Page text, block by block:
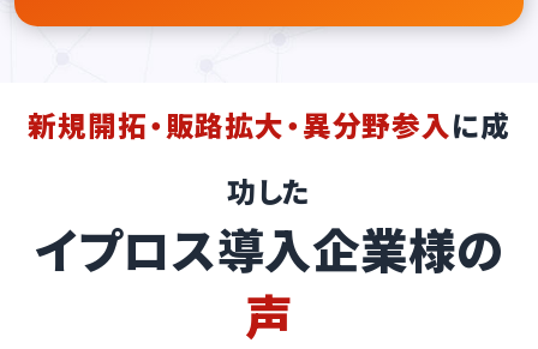
新規開拓・販路拡大・異分野参入に成
功した
イプロス導入企業様の
声